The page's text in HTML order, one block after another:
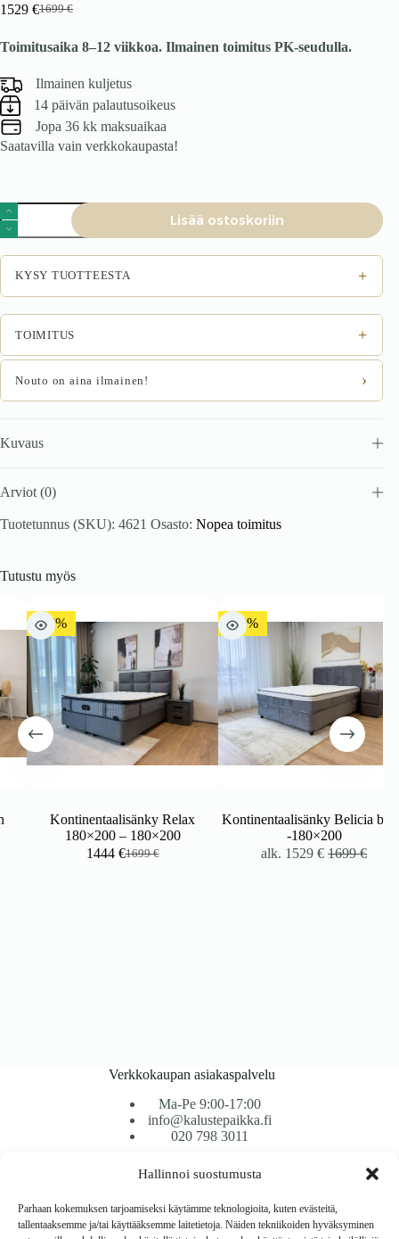
Hallinnoi suostumusta
Parhaan kokemuksen tarjoamiseksi käytämme teknologioita, kuten evästeitä,
tallentaaksemme ja/tai käyttääksemme laitetietoja. Näiden tekniikoiden hyväksyminen
1699€
Alkuperäinen
oli:
1529 €Nykyinen
on:
Toimitusaika 8–12 viikkoa. Ilmainen toimitus PK-seudulla.
Ilmainen kuljetus
14 päivän palautusoikeus
Jopa 36 kk maksuaikaa
Saatavilla vain verkkokaupasta!
Kontinentaalsänky
Comfort
Pad
180x200
määrä
Lisää ostoskoriin
KYSY TUOTTEESTA +
TOIMITUS +
Nouto on aina ilmainen! ›
Kuvaus
Arviot (0)
Tuotetunnus (SKU): 4621 Osasto: Nopea toimitus
Tutustu myös
-15%
Kontinentaalisänky Relax
180×200 – 180×200
1699€
Alkuperäinen
1444€Nykyinen
-10%
Kontinentaalisänky Belicia beige
-180×200
1529 € 1699€
Verkkokaupan asiakaspalvelu
Ma-Pe 9:00-17:00
info@kalustepaikka.fi
020 798 3011
Tavarantoimitus / Maksutavat
Toimitustavat
Maksutavat